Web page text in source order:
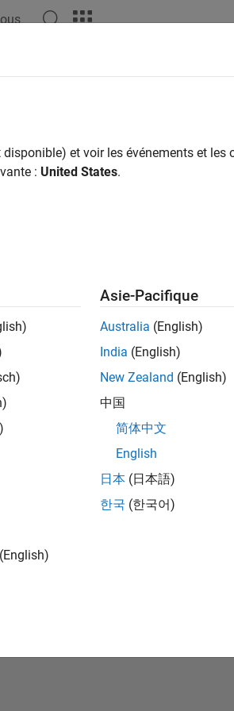
et voir les événements et les
: United States.
(English)
Asie-Pacifique
Australia (English)
India (English)
New Zealand (English)
中国
简体中文
English
日本 (日本語)
한국 (한국어)